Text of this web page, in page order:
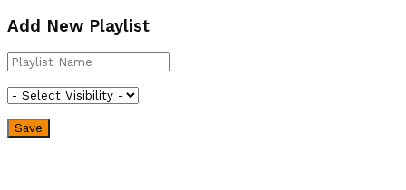
Add New Playlist